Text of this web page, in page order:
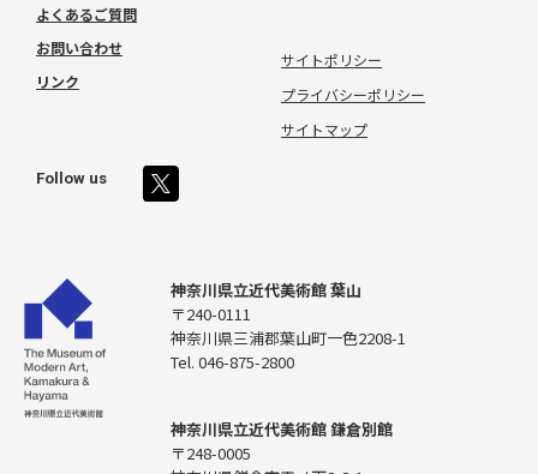
よくあるご質問
お問い合わせ
リンク
サイトポリシー
プライバシーポリシー
サイトマップ
Follow us
神奈川県立近代美術館 葉山
〒240-0111
神奈川県三浦郡葉山町一色2208-1
Tel. 046-875-2800
神奈川県立近代美術館 鎌倉別館
〒248-0005